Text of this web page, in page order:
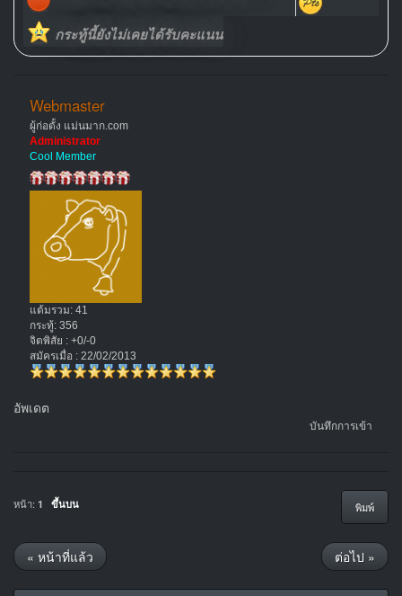
กระทู้นี้ยังไม่เคยได้รับคะแนน
Webmaster
ผู้ก่อตั้ง แม่นมาก.com
Administrator
Cool Member
แต้มรวม: 41
กระทู้: 356
จิตพิสัย : +0/-0
สมัครเมื่อ : 22/02/2013
อัพเดต
บันทึกการเข้า
พิมพ์
หน้า: 1 ขึ้นบน
« หน้าที่แล้ว ต่อไป »